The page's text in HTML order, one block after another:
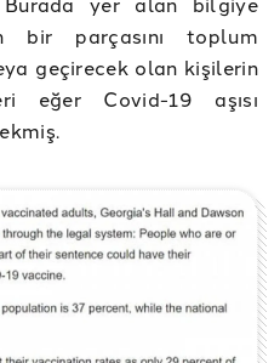
bir parçasını toplum
geçirecek olan kişilerin
eğer Covid-19 aşısı